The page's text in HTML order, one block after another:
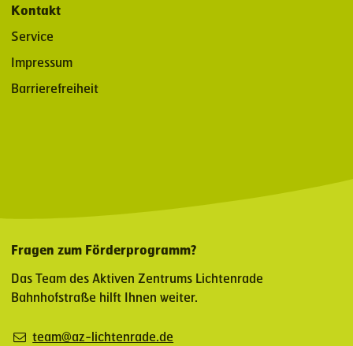
Kontakt
Service
Impressum
Barrierefreiheit
Fragen zum Förderprogramm?
Das Team des Aktiven Zentrums Lichtenrade
Bahnhofstraße hilft Ihnen weiter.
team@az-lichtenrade.de